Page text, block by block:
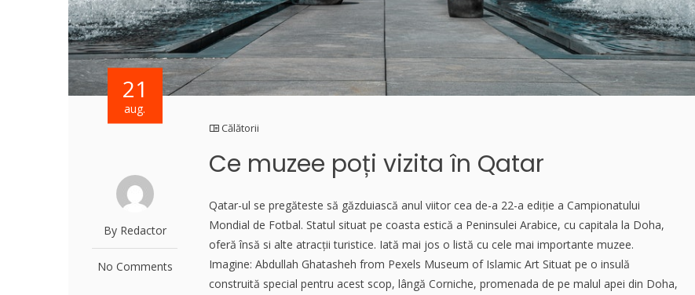
21
aug.
By Redactor
No Comments
Călătorii
Ce muzee poți vizita în Qatar
Qatar-ul se pregăteste să găzduiască anul viitor cea de-a 22-a ediție a Campionatului
Mondial de Fotbal. Statul situat pe coasta estică a Peninsulei Arabice, cu capitala la Doha,
oferă însă si alte atracții turistice. Iată mai jos o listă cu cele mai importante muzee.
Imagine: Abdullah Ghatasheh from Pexels Museum of Islamic Art Situat pe o insulă
construită special pentru acest scop, lângă Corniche, promenada de pe malul apei din Doha,